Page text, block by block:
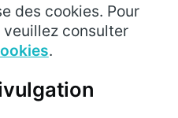
des cookies. Pour
veuillez consulter
.